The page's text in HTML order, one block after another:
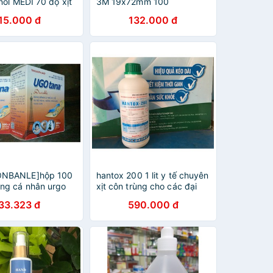
chanh, hoa hồng,
bạc hà
đ
keo y tế siêu dính tinh khiết,
co dãn tốt CLEARS10
132.000 đ
100
cá nhân urgo
đ
hantox 200 1 lit y tế chuyên
xịt côn trùng cho các đại
590.000 đ